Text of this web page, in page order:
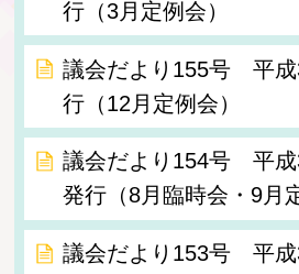
行（3月定例会）
議会だより155号 平成
行（12月定例会）
議会だより154号 平成
発行（8月臨時会・9月
議会だより153号 平成